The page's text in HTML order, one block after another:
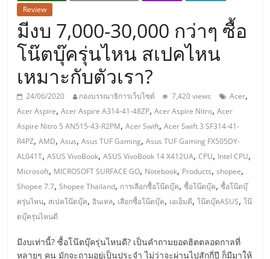
เอ
ส
เอ็
มอี
ไทย,
SMEs,
แฟ
Review
มีงบ 7,000-30,000 กว่าๆ ซื้อ
โน๊ตบุ๊ครุ่นไหน สเปคไหน
เหมาะกับตัวเรา?
24/06/2020 กองบรรณาธิการเว็บไซต์ 7,420 views Acer,
Acer Aspire,Acer Aspire A314-41-48ZP,Acer Aspire Nitro,Acer
Aspire Nitro 5 AN515-43-R2PM,Acer Swift,Acer Swift 3 SF314-41-
R4PZ,AMD,Asus,Asus TUF Gaming,Asus TUF Gaming FX505DY-
AL041T,ASUS VivoBook,ASUS VivoBook 14 X412UA,CPU, Intel CPU,
Microsoft, MICROSOFT SURFACE GO, Notebook, Products,shopee,
Shopee 7.7,Shopee Thailand, การเลือกซื้อโน๊ตบุ๊ค,ซื้อโน๊ตบุ๊ค,ซื้อโน๊ตบุ๊
ครุ่นไหน, สเปคโน๊ตบุ๊ค,อินเทล, เลือกซื้อโน๊ตบุ๊ค, เอเอ็มดี,โน๊ตบุ๊คASUS,โน๊
ตบุ๊ครุ่นไหนดี
มีงบเท่านี้? ซื้อโน๊ตบุ๊ครุ่นไหนดี? เป็นคำถามยอดฮิตตลอดกาลที่
หลายๆ คน มักจะถามอยู่เป็นประจำ ไม่ว่าจะผ่านไปสักกี่ปี ก็มีมาให้